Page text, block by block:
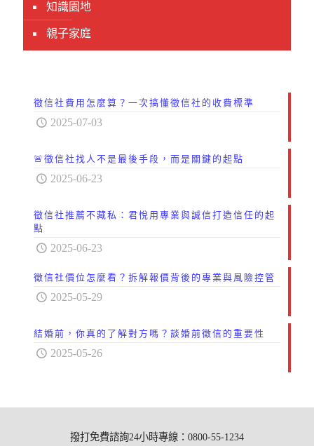
知識園地
親子家庭
徵信社費用怎麼算？一次搞懂徵信社的收費標準
2025-07-03
🚨徵信社找人不是最後手段，而是關鍵的起點
2025-06-23
徵信社推薦不藏私：君悅用專業與誠信打造信任的起
點
2025-06-23
徵信社價位怎麼看？拆解報價背後的專業與風險控管
2025-05-29
結婚前，你真的了解對方嗎？談婚前徵信的重要性
2025-05-26
撥打免費諮詢24小時專線：0800-55-1234